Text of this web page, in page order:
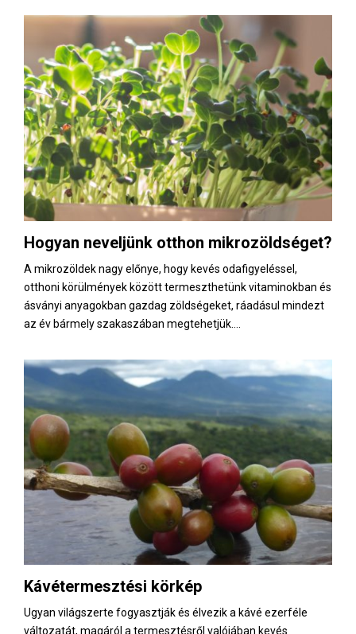
Hogyan neveljünk otthon mikrozöldséget?
A mikrozöldek nagy előnye, hogy kevés odafigyeléssel,
otthoni körülmények között termeszthetünk vitaminokban és
ásványi anyagokban gazdag zöldségeket, ráadásul mindezt
az év bármely szakaszában megtehetjük....
Kávétermesztési körkép
Ugyan világszerte fogyasztják és élvezik a kávé ezerféle
változatát, magáról a termesztésről valójában kevés